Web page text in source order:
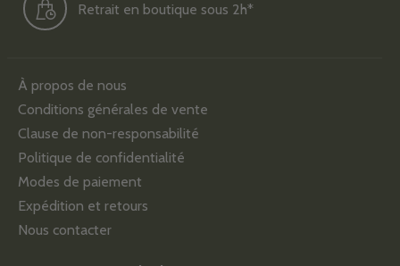
Retrait en boutique sous 2h*
À propos de nous
Conditions générales de vente
Clause de non-responsabilité
Politique de confidentialité
Modes de paiement
Expédition et retours
Nous contacter